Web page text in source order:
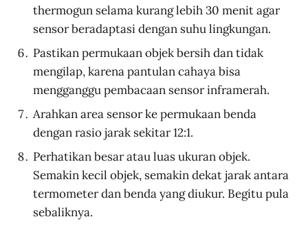
thermogun selama kurang lebih 30 menit agar
sensor beradaptasi dengan suhu lingkungan.
Pastikan permukaan objek bersih dan tidak
mengilap, karena pantulan cahaya bisa
mengganggu pembacaan sensor inframerah.
Arahkan area sensor ke permukaan benda
dengan rasio jarak sekitar 12:1.
Perhatikan besar atau luas ukuran objek.
Semakin kecil objek, semakin dekat jarak antara
termometer dan benda yang diukur. Begitu pula
sebaliknya.